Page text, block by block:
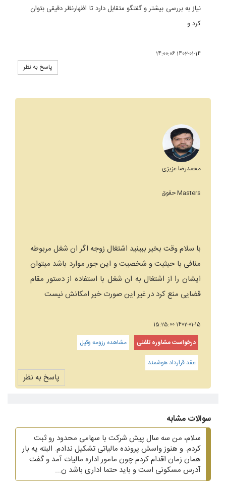
نیاز به بررسی بیشتر و گفتگو متقابل دارد تا اظهارنظر دقیقی بتوان
کرد و
1402-01-14 14:00:06
پاسخ به نظر
محمدرضا عزیزی
Masters حقوق
با سلام وقت بخیر ببینید اشتغال زوجه اگر ان شغل مربوطه
منافی با حیثیت و شخصیت و این جور موارد باشد میتوان
ایشان را از اشتغال به ان شغل با استفاده از دستور مقام
قضایی منع کرد در غیر این صورت خیر امکانش نیست
1402-01-15 15:25:00
درخواست مشاوره تلفنی
مشاهده رزومه وکیل
عقد قرارداد هوشمند
پاسخ به نظر
سوالات مشابه
سلام، من سه سال پیش شرکت با سهامی محدود رو ثبت
کردم. و هنوز واسش پرونده مالیاتی تشکیل ندادم. البته یه بار
همان زمان اقدام کردم چون مامور اداره مالیات آمد و گفت
آدرس مسکونی است و باید حتما اداری باشد ن...